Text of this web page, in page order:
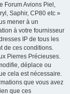
Forum Avions Piel,
Saphir, CP80 etc »
mener à un
à votre fournisseur
IP de tous les
de ces conditions.
Pierres Précieuses.
déplace ou
cela est nécessaire.
que vous avez
que ces